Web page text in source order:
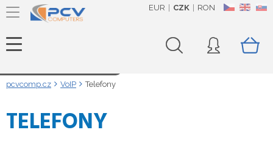
CZ EN SK
EUR CZK RON
pcvcomp.cz VoIP Telefony
TELEFONY